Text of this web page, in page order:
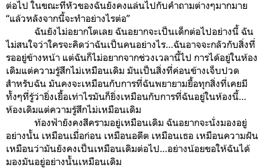
ต่อไป ในขณะที่หัวของฉันยังคงแล่นไปกับคำถามต่างๆมากมาย
“แล้วหลังจากนี้จะทำอย่างไรต่อ”
ฉันยังไม่อยากโตเลย ฉันอยากจะเป็นเด็กต่อไปอย่างนี้ ฉัน
ไม่สนใจว่าใครจะคิดว่าฉันเป็นคนอย่างไร…ฉันอาจจะกลัวกับสิ่งที่
รออยู่ข้างหน้า แต่ฉันก็ไม่อยากจากช่วงเวลานี้ไป การได้อยู่ในห้อง
เดิมแต่ความรู้สึกไม่เหมือนเดิม มันเป็นสิ่งที่ค่อนข้างเจ็บปวด
สำหรับฉัน มันคงจะเหมือนกับการที่ฉันพยายามยื้อทุกสิ่งที่เคยมี
ทั้งๆที่รู้ว่ายิ่งเยื้อเท่าไรมันก็ยิ่งเหมือนกับการที่ฉันอยู่ในห้องนี้…
ห้องเดิมแต่ความรู้สึกไม่เหมือนเดิม
ท้องฟ้ายังคงสีครามอยู่เหมือนเดิม ฉันอยากจะนั่งมองอยู่
อย่างนั้น เหมือนเมื่อก่อน เหมือนอดีต เหมือนเธอ เหมือนความฝัน
เหมือนว่ามันยังคงเป็นเหมือนเดิมต่อไป…อย่างน้อยขอให้ฉันได้
มองมันอยู่อย่างนั้นเหมือนเดิม